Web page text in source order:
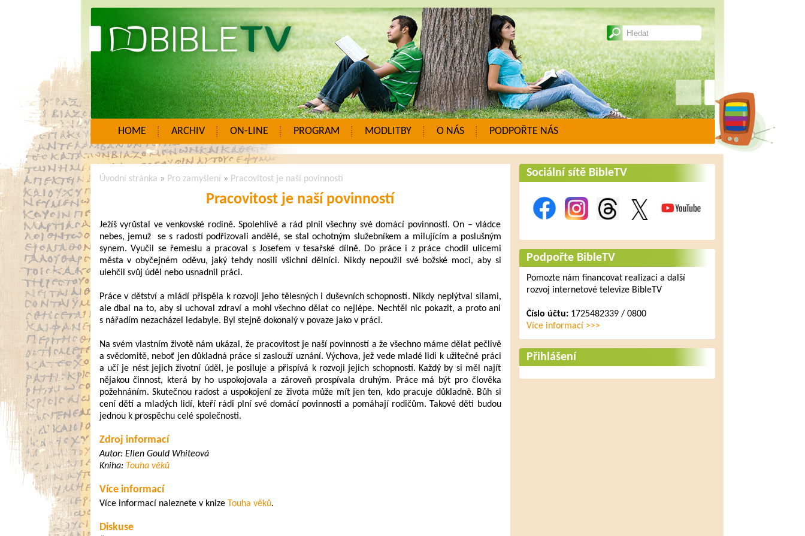
HOME ARCHIV ON-LINE PROGRAM MODLITBY O NÁS PODPOŘTE NÁS
Úvodní stránka » Pro zamyšlení » Pracovitost je naší povinností
Pracovitost je naší povinností
Ježíš vyrůstal ve venkovské rodině. Spolehlivě a rád plnil všechny své domácí povinnosti. On – vládce
nebes, jemuž se s radostí podřizovali andělé, se stal ochotným služebníkem a milujícím a poslušným
synem. Vyučil se řemeslu a pracoval s Josefem v tesařské dílně. Do práce i z práce chodil ulicemi
města v obyčejném oděvu, jaký tehdy nosili všichni dělníci. Nikdy nepoužil své božské moci, aby si
ulehčil svůj úděl nebo usnadnil práci.
Práce v dětství a mládí přispěla k rozvoji jeho tělesných i duševních schopností. Nikdy neplýtval silami,
ale dbal na to, aby si uchoval zdraví a mohl všechno dělat co nejlépe. Nechtěl nic pokazit, a proto ani
s nářadím nezacházel ledabyle. Byl stejně dokonalý v povaze jako v práci.
Na svém vlastním životě nám ukázal, že pracovitost je naší povinností a že všechno máme dělat pečlivě
a svědomitě, neboť jen důkladná práce si zaslouží uznání. Výchova, jež vede mladé lidi k užitečné práci
a učí je nést jejich životní úděl, je posiluje a přispívá k rozvoji jejich schopností. Každý by si měl najít
nějakou činnost, která by ho uspokojovala a zároveň prospívala druhým. Práce má být pro člověka
požehnáním. Skutečnou radost a uspokojení ze života může mít jen ten, kdo pracuje důkladně. Bůh si
cení dětí a mladých lidí, kteří rádi plní své domácí povinnosti a pomáhají rodičům. Takové děti budou
jednou k prospěchu celé společnosti.
Zdroj informací
Autor: Ellen Gould Whiteová
Kniha: Touha věků
Více informací
Více informací naleznete v knize Touha věků.
Diskuse
Sociální sítě BibleTV
Podpořte BibleTV
Pomozte nám financovat realizaci a další
rozvoj internetové televize BibleTV
Číslo účtu:1725482339 / 0800
Více informací >>>
Přihlášení